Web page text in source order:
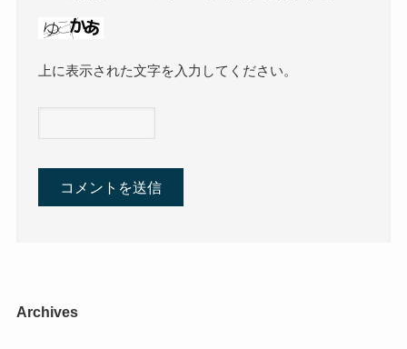
上に表示された文字を入力してください。
Archives